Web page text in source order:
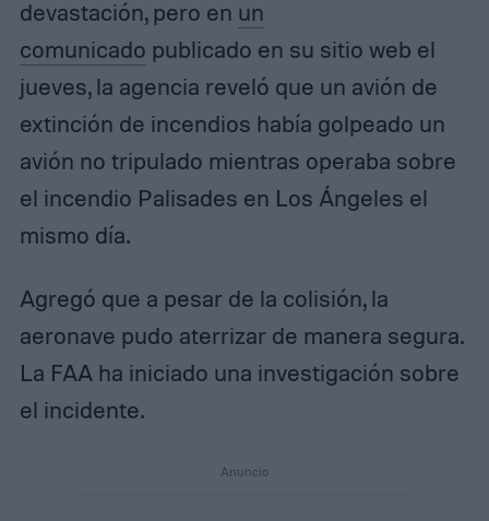
devastación, pero en un
comunicado publicado en su sitio web el
jueves, la agencia reveló que un avión de
extinción de incendios había golpeado un
avión no tripulado mientras operaba sobre
el incendio Palisades en Los Ángeles el
mismo día.
Agregó que a pesar de la colisión, la
aeronave pudo aterrizar de manera segura.
La FAA ha iniciado una investigación sobre
el incidente.